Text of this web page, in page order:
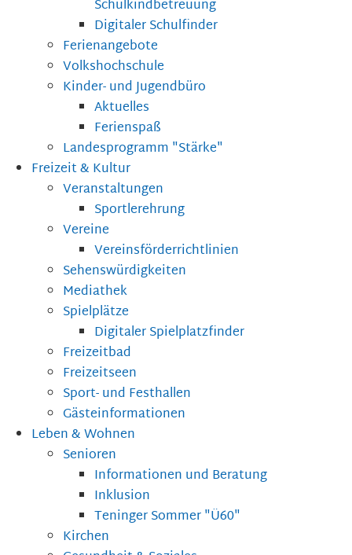
Schulkindbetreuung
Digitaler Schulfinder
Ferienangebote
Volkshochschule
Kinder- und Jugendbüro
Aktuelles
Ferienspaß
Landesprogramm "Stärke"
Freizeit & Kultur
Veranstaltungen
Sportlerehrung
Vereine
Vereinsförderrichtlinien
Sehenswürdigkeiten
Mediathek
Spielplätze
Digitaler Spielplatzfinder
Freizeitbad
Freizeitseen
Sport- und Festhallen
Gästeinformationen
Leben & Wohnen
Senioren
Informationen und Beratung
Inklusion
Teninger Sommer "Ü60"
Kirchen